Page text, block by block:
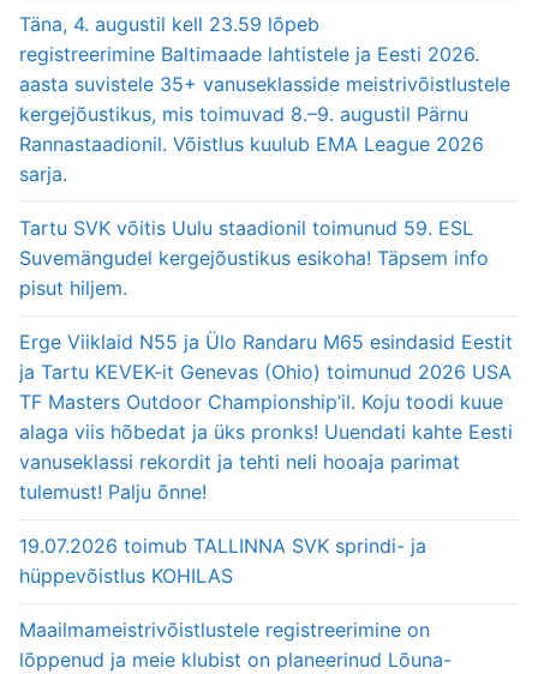
Täna, 4. augustil kell 23.59 lõpeb
registreerimine Baltimaade lahtistele ja Eesti 2026.
aasta suvistele 35+ vanuseklasside meistrivõistlustele
kergejõustikus, mis toimuvad 8.–9. augustil Pärnu
Rannastaadionil. Võistlus kuulub EMA League 2026
sarja.
Tartu SVK võitis Uulu staadionil toimunud 59. ESL
Suvemängudel kergejõustikus esikoha! Täpsem info
pisut hiljem.
Erge Viiklaid N55 ja Ülo Randaru M65 esindasid Eestit
ja Tartu KEVEK-it Genevas (Ohio) toimunud 2026 USA
TF Masters Outdoor Championship’il. Koju toodi kuue
alaga viis hõbedat ja üks pronks! Uuendati kahte Eesti
vanuseklassi rekordit ja tehti neli hooaja parimat
tulemust! Palju õnne!
19.07.2026 toimub TALLINNA SVK sprindi- ja
hüppevõistlus KOHILAS
Maailmameistrivõistlustele registreerimine on
lõppenud ja meie klubist on planeerinud Lõuna-